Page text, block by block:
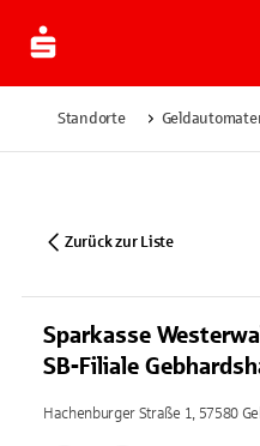
Standorte
Zurück zur Liste
Sparkasse
SB-Filiale
Hachenburger Straße 1, 57580